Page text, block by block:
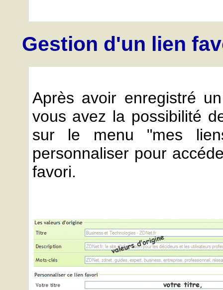
Gestion d'un lien
Après avoir enregistré
vous avez la possibilité
sur le menu "mes
personnaliser pour
favori.